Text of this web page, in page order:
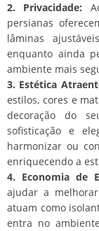
2. Privacidade:
persianas
lâminas
enquanto ainda
ambiente mais
3. Estética
estilos, cores e
decoração do
sofisticação e
harmonizar ou
enriquecendo a
4. Economia de
ajudar a
atuam como
entra no